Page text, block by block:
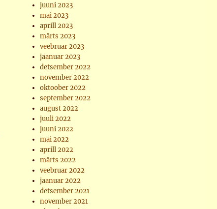
juuni 2023
mai 2023
aprill 2023
märts 2023
veebruar 2023
jaanuar 2023
detsember 2022
november 2022
oktoober 2022
september 2022
august 2022
juuli 2022
juuni 2022
mai 2022
aprill 2022
märts 2022
veebruar 2022
jaanuar 2022
detsember 2021
november 2021